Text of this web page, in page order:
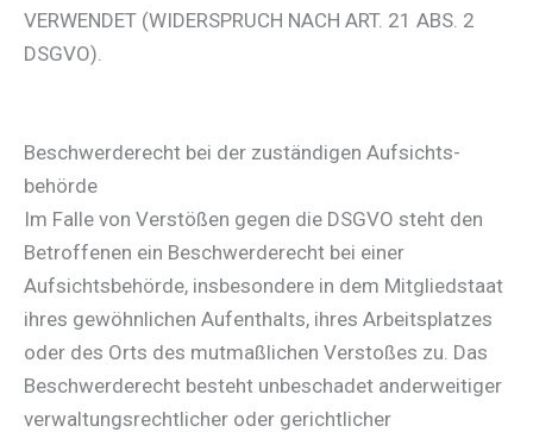
VERWENDET (WIDERSPRUCH NACH ART. 21 ABS. 2
DSGVO).
Beschwerde­recht bei der zuständigen Aufsichts­
behörde
Im Falle von Verstößen gegen die DSGVO steht den
Betroffenen ein Beschwerderecht bei einer
Aufsichtsbehörde, insbesondere in dem Mitgliedstaat
ihres gewöhnlichen Aufenthalts, ihres Arbeitsplatzes
oder des Orts des mutmaßlichen Verstoßes zu. Das
Beschwerderecht besteht unbeschadet anderweitiger
verwaltungsrechtlicher oder gerichtlicher